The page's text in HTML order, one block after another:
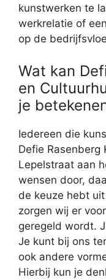
kunstwerken te
werkrelatie of
op de
Wat kan
en
je
Iedereen die
Defie Rasenberg
Lepelstraat aan
wensen door,
de keuze hebt
zorgen wij er
geregeld wordt.
Je kunt bij ons
ook andere
Hierbij kun je